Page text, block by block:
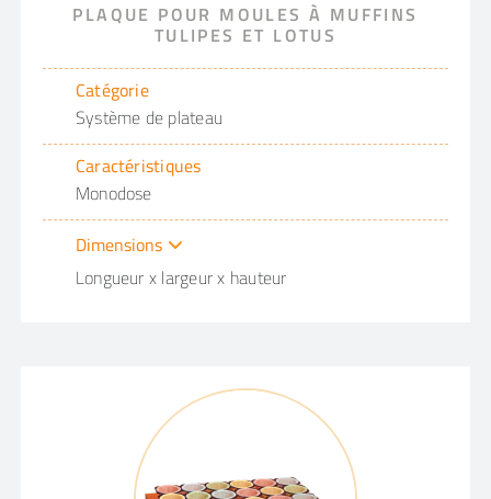
PLAQUE POUR MOULES À MUFFINS
TULIPES ET LOTUS
Catégorie
Système de plateau
Caractéristiques
Monodose
Dimensions
Longueur x largeur x hauteur